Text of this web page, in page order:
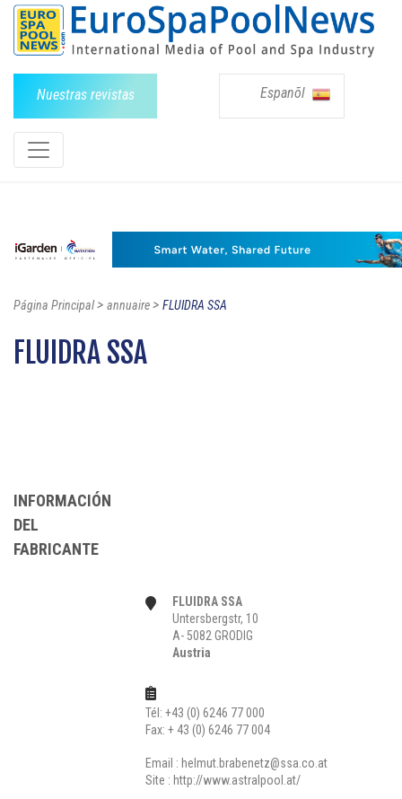
Nuestras revistas Espanõl
Página Principal> annuaire> FLUIDRA SSA
FLUIDRA SSA
INFORMACIÓN
DEL
FABRICANTE
FLUIDRA SSA
Untersbergstr, 10
A- 5082 GRODIG
Austria
Tél: +43 (0) 6246 77 000
Fax: + 43 (0) 6246 77 004
Email : helmut.brabenetz@ssa.co.at
Site : http://www.astralpool.at/